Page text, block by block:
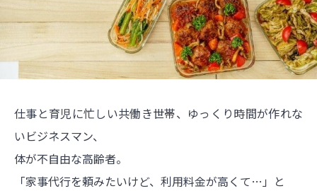
仕事と育児に忙しい共働き世帯、ゆっくり時間が作れな
いビジネスマン、
体が不自由な高齢者。
「家事代行を頼みたいけど、利用料金が高くて…」と